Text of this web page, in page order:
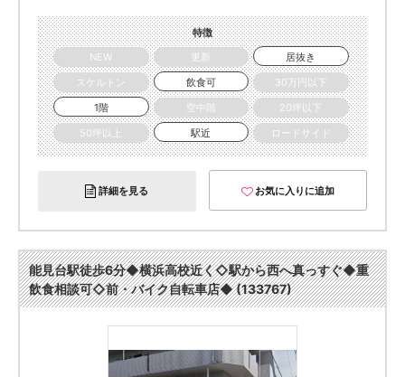
特徴
NEW
更新
居抜き
スケルトン
飲食可
30万円以下
1階
空中階
20坪以下
50坪以上
駅近 ロードサイド
詳細を見る お気に入りに追加
能見台駅徒歩6分◆横浜高校近く◇駅から西へ真っすぐ◆重
飲食相談可◇前・バイク自転車店◆ (133767)